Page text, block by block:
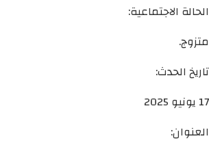
الحالة الاجتماعية:
متزوج.
تاريخ الحدث:
17 يونيو 2025
العنوان: